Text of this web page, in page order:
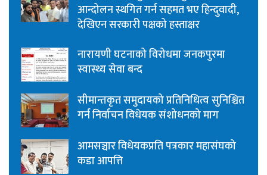
आन्दोलन स्थगित गर्न सहमत भए हिन्दुवादी,
देखिएन सरकारी पक्षको हस्ताक्षर
नारायणी घटनाको विरोधमा जनकपुरमा
स्वास्थ्य सेवा बन्द
सीमान्तकृत समुदायको प्रतिनिधित्व सुनिश्चित
गर्न निर्वाचन विधेयक संशोधनको माग
आमसञ्चार विधेयकप्रति पत्रकार महासंघको
कडा आपत्ति